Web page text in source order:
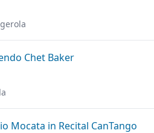
Chet Baker
Mocata in Recital CanTango